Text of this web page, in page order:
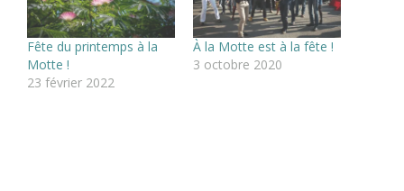
Fête du printemps à la
Motte !
23 février 2022
À la Motte est à la fête !
3 octobre 2020